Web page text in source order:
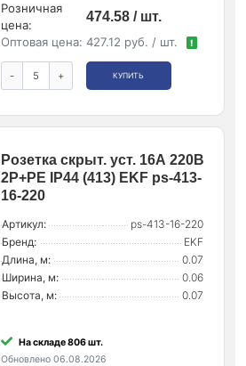
Розничная
цена:
474.58 / шт.
Оптовая цена: 427.12 руб. / шт. !
- + КУПИТЬ
Розетка скрыт. уст. 16А 220В
2P+РЕ IP44 (413) EKF ps-413-
16-220
Артикул:
ps-413-16-220
Бренд:
EKF
Длина, м:
0.07
Ширина, м:
0.06
Высота, м:
0.07
На складе 806 шт.
Обновлено 06.08.2026